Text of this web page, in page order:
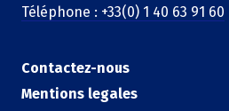
Téléphone : +33(0) 1 40 63 91 60
Contactez-nous
Mentions legales